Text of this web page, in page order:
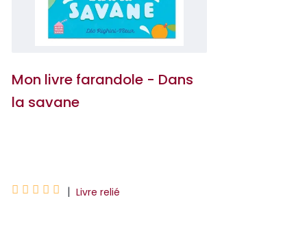
Mon livre farandole - Dans
la savane
     | Livre relié